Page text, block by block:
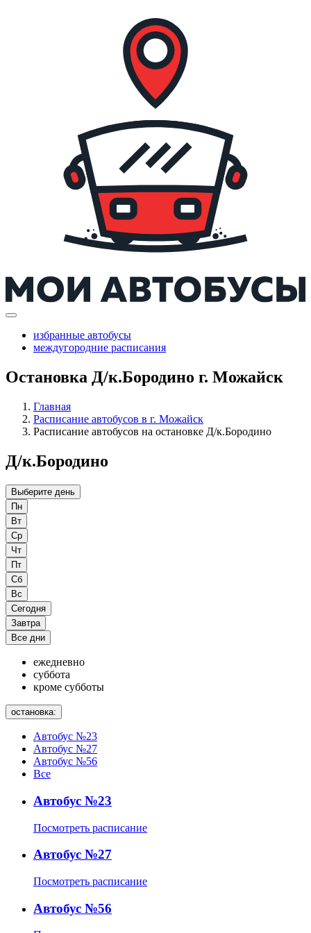
избранные автобусы
междугородние расписания
Остановка Д/к.Бородино г. Можайск
Главная
Расписание автобусов в г. Можайск
Расписание автобусов на остановке Д/к.Бородино
Д/к.Бородино
Выберите день
Пн
Вт
Ср
Чт
Пт
Сб
Вс
Сегодня
Завтра
Все дни
ежедневно
суббота
кроме субботы
остановка:
Автобус №23
Автобус №27
Автобус №56
Все
Автобус №23
Посмотреть расписание
Автобус №27
Посмотреть расписание
Автобус №56